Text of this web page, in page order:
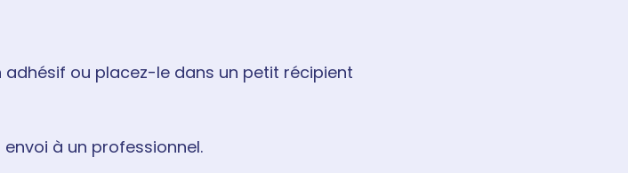
ou placez-le dans un petit récipient
à un professionnel.